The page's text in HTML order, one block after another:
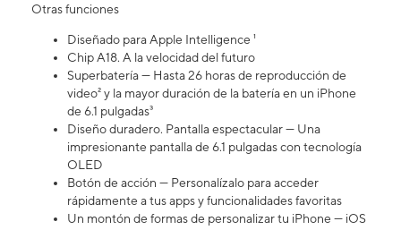
Otras funciones
Diseñado para Apple Intelligence ¹
Chip A18. A la velocidad del futuro
Superbatería — Hasta 26 horas de reproducción de
video² y la mayor duración de la batería en un iPhone
de 6.1 pulgadas³
Diseño duradero. Pantalla espectacular — Una
impresionante pantalla de 6.1 pulgadas con tecnología
OLED
Botón de acción — Personalízalo para acceder
rápidamente a tus apps y funcionalidades favoritas
Un montón de formas de personalizar tu iPhone — iOS